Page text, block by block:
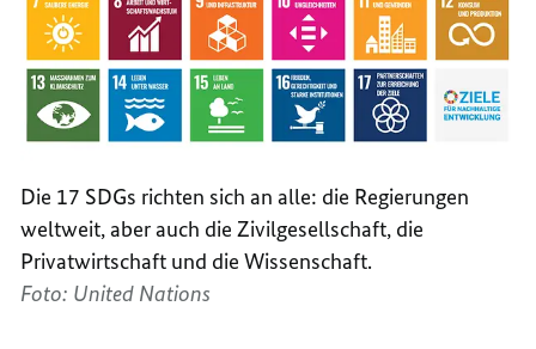
Die 17 SDGs richten sich an alle: die Regierungen
weltweit, aber auch die Zivilgesellschaft, die
Privatwirtschaft und die Wissenschaft.
Foto: United Nations